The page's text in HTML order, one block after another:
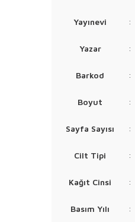
Yayınevi :
Yazar :
Barkod :
Boyut :
Sayfa Sayısı :
Cilt Tipi :
Kağıt Cinsi :
Basım Yılı :